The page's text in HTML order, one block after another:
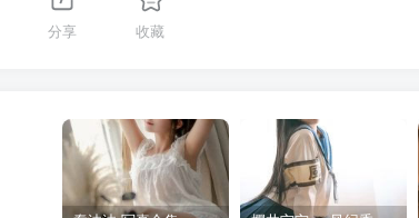
分享 收藏